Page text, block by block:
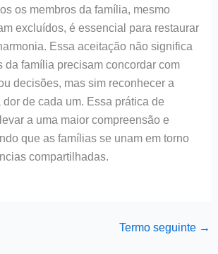
os membros da família, mesmo
excluídos, é essencial para restaurar
Essa aceitação não significa
da família precisam concordar com
decisões, mas sim reconhecer a
de cada um. Essa prática de
a uma maior compreensão e
que as famílias se unam em torno
compartilhadas.
Termo seguinte →